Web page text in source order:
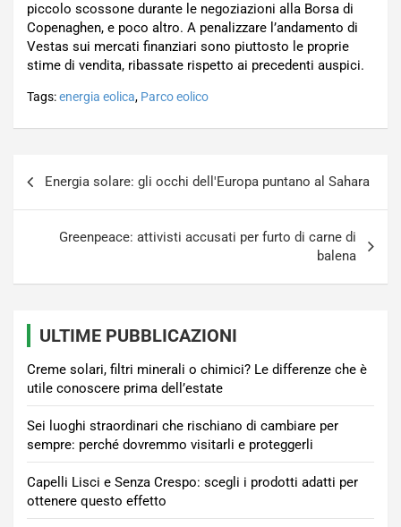
piccolo scossone durante le negoziazioni alla Borsa di
Copenaghen, e poco altro. A penalizzare l’andamento di
Vestas sui mercati finanziari sono piuttosto le proprie
stime di vendita, ribassate rispetto ai precedenti auspici.
Tags:energia eolica, Parco eolico
articoli
Energia solare: gli occhi dell'Europa puntano al Sahara
Greenpeace: attivisti accusati per furto di carne di
balena
ULTIME PUBBLICAZIONI
Creme solari, filtri minerali o chimici? Le differenze che è
utile conoscere prima dell’estate
Sei luoghi straordinari che rischiano di cambiare per
sempre: perché dovremmo visitarli e proteggerli
Capelli Lisci e Senza Crespo: scegli i prodotti adatti per
ottenere questo effetto